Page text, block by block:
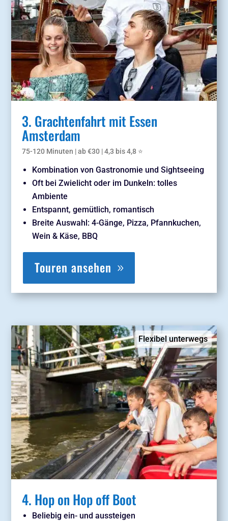
3. Grachtenfahrt mit Essen
Amsterdam
75-120 Minuten | ab €30 | 4,3 bis 4,8 ⭐
Kombination von Gastronomie und Sightseeing
Oft bei Zwielicht oder im Dunkeln: tolles
Ambiente
Entspannt, gemütlich, romantisch
Breite Auswahl: 4-Gänge, Pizza, Pfannkuchen,
Wein & Käse, BBQ
Touren ansehen
Flexibel unterwegs
4. Hop on Hop off Boot
Beliebig ein- und aussteigen